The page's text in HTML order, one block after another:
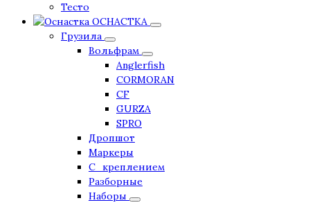
Тесто
ОСНАСТКА
Грузила
Вольфрам
Anglerfish
CORMORAN
CF
GURZA
SPRO
Дропшот
Маркеры
С_креплением
Разборные
Наборы